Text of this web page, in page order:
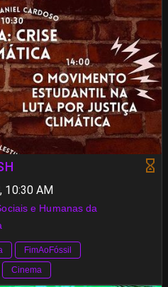
10:30 AM
e Humanas da
FimAoFóssil
Cinema